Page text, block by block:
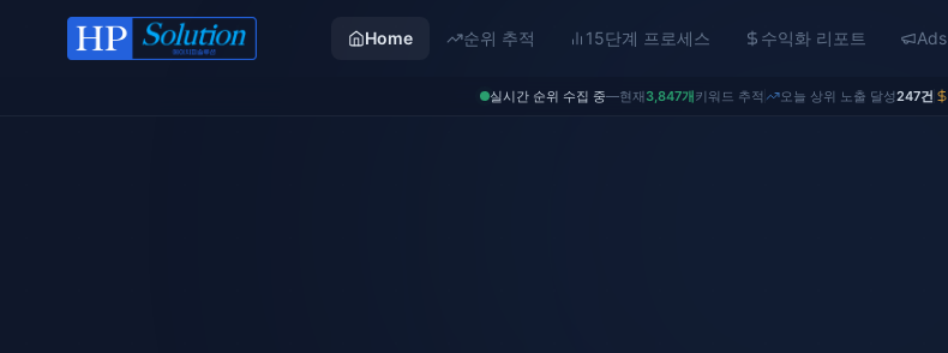
Home 순위 추적 15단계 프로세스 수익화 리포트 Ads
실시간 순위 수집 중—현재3,847개키워드 추적 오늘 상위 노출 달성247건